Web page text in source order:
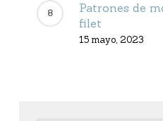
Patrones de
filet
15 mayo, 2023